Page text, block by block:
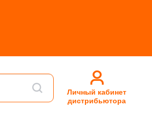
Личный кабинет
дистрибьютора